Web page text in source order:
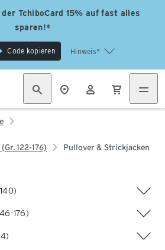
TchiboCard 15% auf fast alles
sparen!*
Code kopieren Hinweis*
122-176) Pullover & Strickjacken
176)